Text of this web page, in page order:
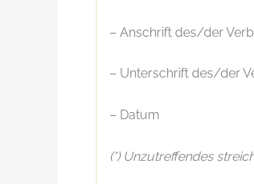
– Anschrift des/der
– Unterschrift des/der
– Datum
(*) Unzutreffendes